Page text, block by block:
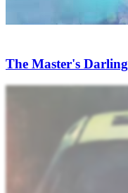
The Master's Darling